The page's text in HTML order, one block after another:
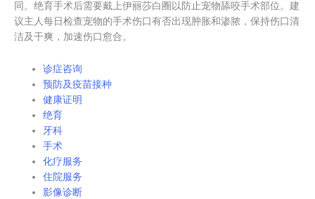
同。绝育手术后需要戴上伊丽莎白圈以防止宠物舔咬手术部位。建
议主人每日检查宠物的手术伤口有否出现肿胀和渗脓，保持伤口清
洁及干爽，加速伤口愈合。
诊症咨询
预防及疫苗接种
健康证明
绝育
牙科
手术
化疗服务
住院服务
影像诊断